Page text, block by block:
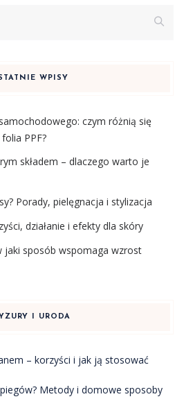
WPISY
czym różnią się
PPF?
składem – dlaczego warto je
Porady, pielęgnacja i stylizacja
działanie i efekty dla skóry
jaki sposób wspomaga wzrost
I URODA
– korzyści i jak ją stosować
Metody i domowe sposoby